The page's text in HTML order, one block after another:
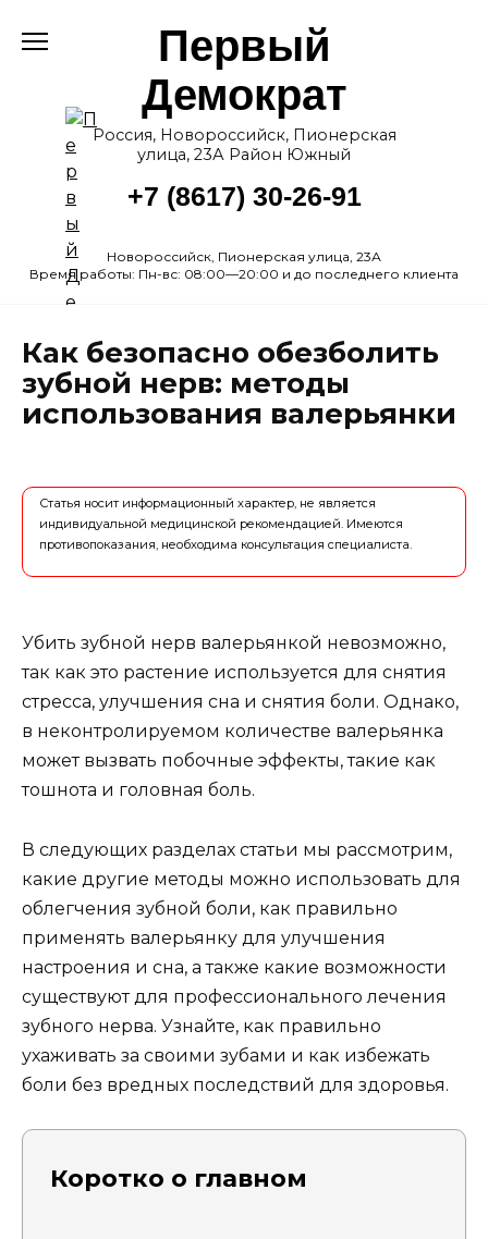
Первый
Демократ
Россия, Новороссийск, Пионерская
улица, 23А Район Южный
+7 (8617) 30-26-91
Новороссийск, Пионерская улица, 23А
Время работы: Пн-вс: 08:00—20:00 и до последнего клиента
Как безопасно обезболить
зубной нерв: методы
использования валерьянки
Статья носит информационный характер, не является
индивидуальной медицинской рекомендацией. Имеются
противопоказания, необходима консультация специалиста.
Убить зубной нерв валерьянкой невозможно,
так как это растение используется для снятия
стресса, улучшения сна и снятия боли. Однако,
в неконтролируемом количестве валерьянка
может вызвать побочные эффекты, такие как
тошнота и головная боль.
В следующих разделах статьи мы рассмотрим,
какие другие методы можно использовать для
облегчения зубной боли, как правильно
применять валерьянку для улучшения
настроения и сна, а также какие возможности
существуют для профессионального лечения
зубного нерва. Узнайте, как правильно
ухаживать за своими зубами и как избежать
боли без вредных последствий для здоровья.
Коротко о главном